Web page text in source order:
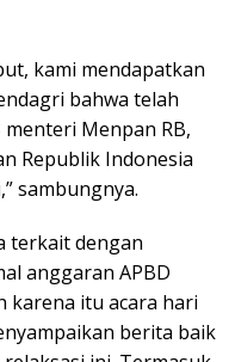
kami mendapatkan
bahwa telah
Menpan RB,
Republik Indonesia
sambungnya.
terkait dengan
anggaran APBD
karena itu acara hari
berita baik